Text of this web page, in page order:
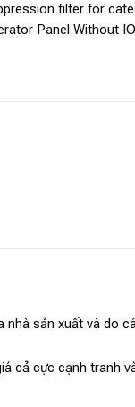
filter for
Panel Without
sản xuất và do
cả cực cạnh tranh